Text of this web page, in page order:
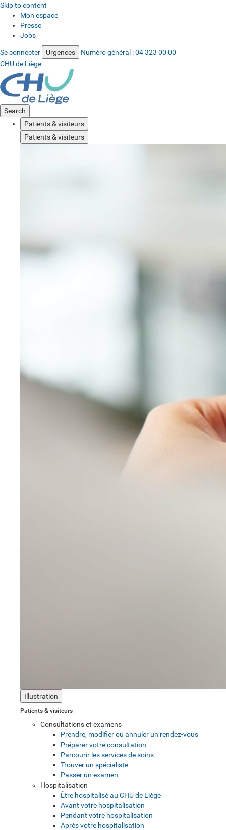
Skip to content
Mon espace
Presse
Jobs
Se connecter Urgences Numéro général :04 323 00 00
CHU de Liège
Search
Patients & visiteurs
Patients & visiteurs
Illustration
Patients & visiteurs
Consultations et examens
Prendre, modifier ou annuler un rendez-vous
Préparer votre consultation
Parcourir les services de soins
Trouver un spécialiste
Passer un examen
Hospitalisation
Être hospitalisé au CHU de Liège
Avant votre hospitalisation
Pendant votre hospitalisation
Après votre hospitalisation